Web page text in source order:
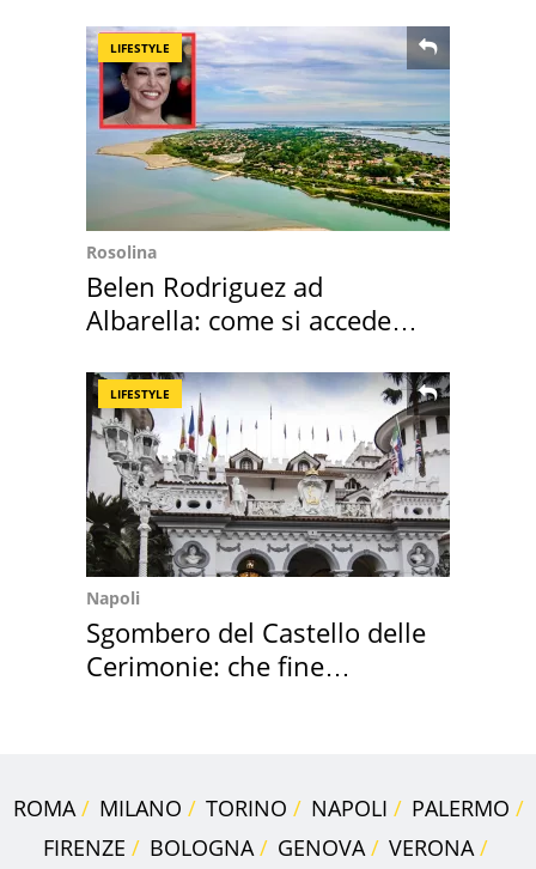
LIFESTYLE
Rosolina
Belen Rodriguez ad
Albarella: come si accede
LIFESTYLE
Napoli
Sgombero del Castello delle
Cerimonie: che fine
ROMA MILANO TORINO NAPOLI
PALERMO
FIRENZE
BOLOGNA GENOVA
VERONA